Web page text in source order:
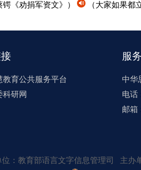
锷《劝捐军资文》） （大家如果都
教育公共服务平台
科研网
服
中华
电话
邮箱
位：教育部语言文字信息管理司 主办